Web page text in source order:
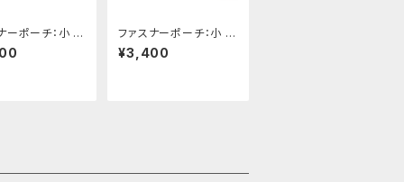
ーポーチ：小 [3
ファスナーポーチ：小 [3
28-pt]
¥3,400